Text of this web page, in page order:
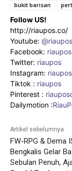
bukit barisan
Follow US!
http://riaupos.co/
Youtube:
Facebook: riaupos
Twitter: riaupos
Instagram:
Tiktok : riaupos
Pinterest :
Dailymotion :
Artikel sebelumnya
FW-RPG & Dema
Bengkalis Gelar
Sebulan Penuh,